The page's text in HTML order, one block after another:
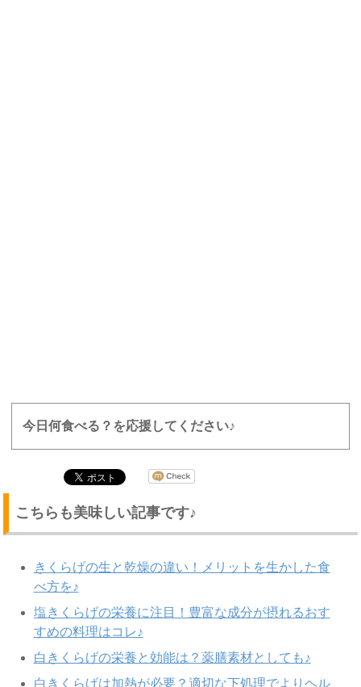
今日何食べる？を応援してください♪
こちらも美味しい記事です♪
きくらげの生と乾燥の違い！メリットを生かした食
べ方を♪
塩きくらげの栄養に注目！豊富な成分が摂れるおす
すめの料理はコレ♪
白きくらげの栄養と効能は？薬膳素材としても♪
白きくらげは加熱が必要？適切な下処理でよりヘル